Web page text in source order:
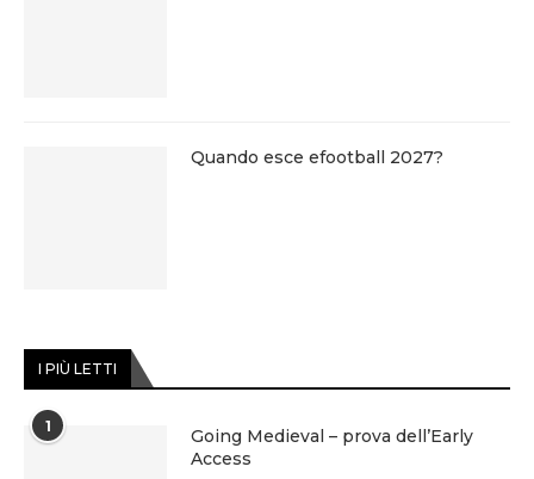
Quando esce efootball 2027?
I PIÙ LETTI
1
Going Medieval – prova dell’Early
Access